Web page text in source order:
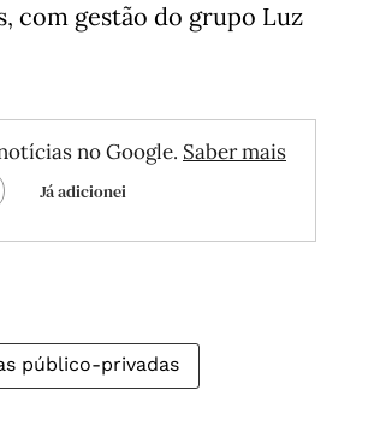
com gestão do grupo Luz
no Google. Saber mais
Já adicionei
público-privadas